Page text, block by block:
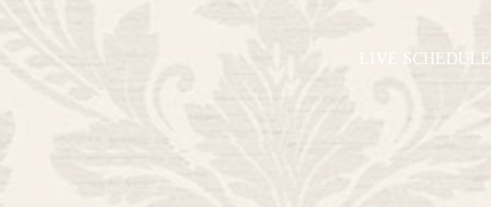
LIVE SCHEDULE